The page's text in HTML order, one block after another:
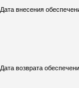
Дата внесения
Дата возврата